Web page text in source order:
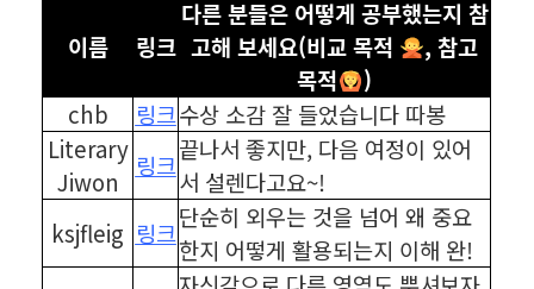
이름 링크
다른 분들은 어떻게 공부했는지 참
고해 보세요(비교 목적
, 참고
목적
)
chb 링크수상 소감 잘 들었습니다 따봉
Literary
Jiwon
링크
끝나서 좋지만, 다음 여정이 있어
서 설렌다고요~!
ksjfleig 링크
단순히 외우는 것을 넘어 왜 중요
한지 어떻게 활용되는지 이해 완!